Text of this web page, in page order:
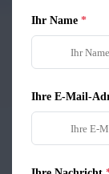
Ihr Name
Ihre E-Mail-